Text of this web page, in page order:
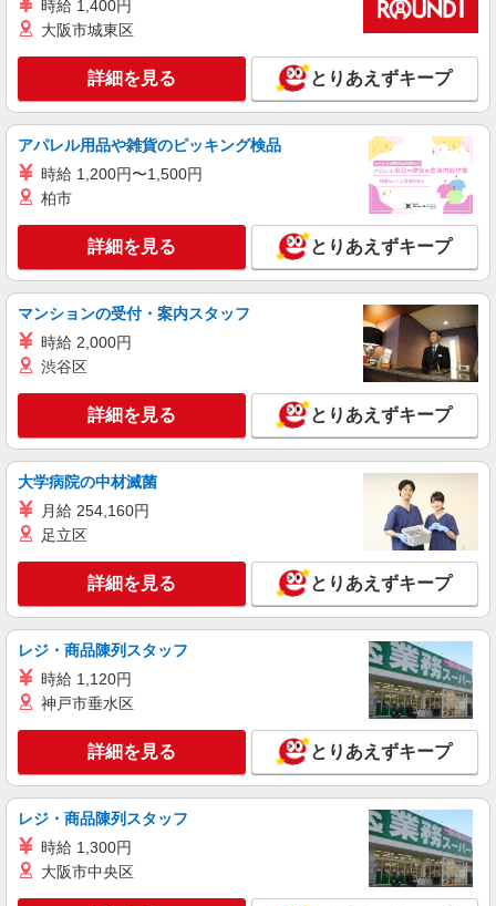
時給 1,400円
大阪市城東区
詳細を見る とりあえずキープ
アパレル用品や雑貨のピッキング検品
時給 1,200円〜1,500円
柏市
詳細を見る とりあえずキープ
マンションの受付・案内スタッフ
時給 2,000円
渋谷区
詳細を見る とりあえずキープ
大学病院の中材滅菌
月給 254,160円
足立区
詳細を見る とりあえずキープ
レジ・商品陳列スタッフ
時給 1,120円
神戸市垂水区
詳細を見る とりあえずキープ
レジ・商品陳列スタッフ
時給 1,300円
大阪市中央区